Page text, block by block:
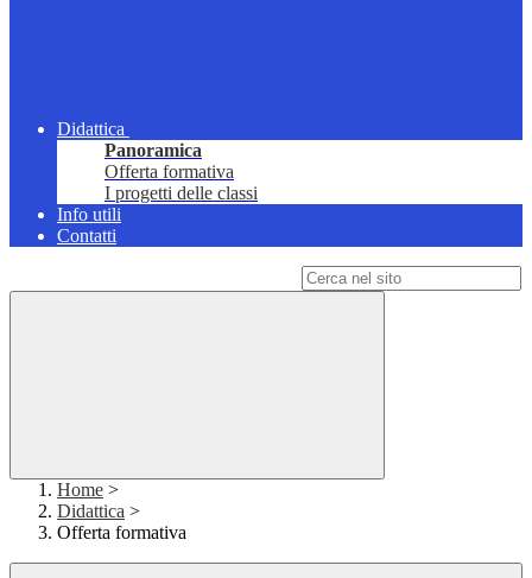
Didattica
Panoramica
Offerta formativa
I progetti delle classi
Info utili
Contatti
Home >
Didattica >
Offerta formativa